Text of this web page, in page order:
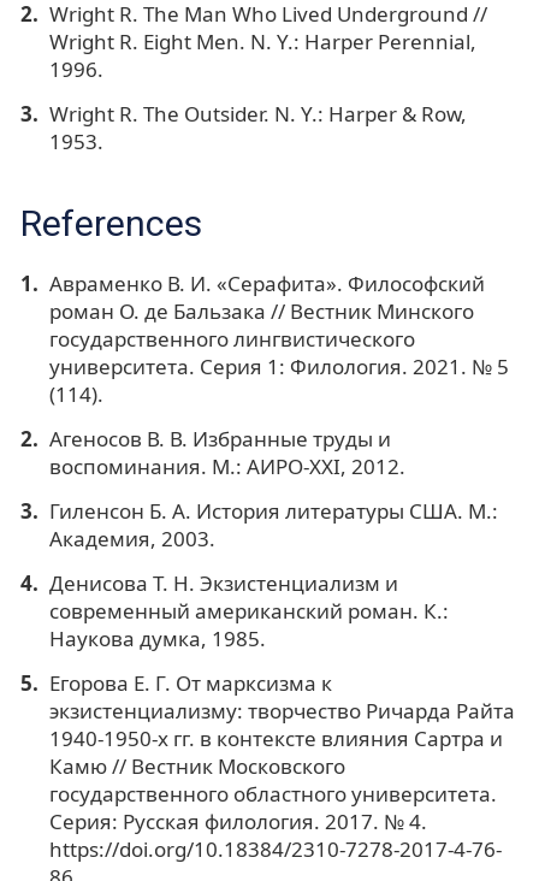
Wright R. The Man Who Lived Underground //
Wright R. Eight Men. N. Y.: Harper Perennial,
1996.
Wright R. The Outsider. N. Y.: Harper & Row,
1953.
References
Авраменко В. И. «Серафита». Философский
роман О. де Бальзака // Вестник Минского
государственного лингвистического
университета. Серия 1: Филология. 2021. № 5
(114).
Агеносов В. В. Избранные труды и
воспоминания. М.: АИРО-XXI, 2012.
Гиленсон Б. А. История литературы США. М.:
Академия, 2003.
Денисова Т. Н. Экзистенциализм и
современный американский роман. К.:
Наукова думка, 1985.
Егорова Е. Г. От марксизма к
экзистенциализму: творчество Ричарда Райта
1940-1950-х гг. в контексте влияния Сартра и
Камю // Вестник Московского
государственного областного университета.
Серия: Русская филология. 2017. № 4.
https://doi.org/10.18384/2310-7278-2017-4-76-